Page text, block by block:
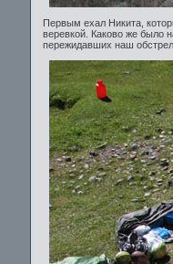
Первым ехал Никита,
веревкой. Каково же было
пережидавших наш